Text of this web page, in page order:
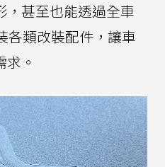
，甚至也能透過全車
各類改裝配件，讓車
。